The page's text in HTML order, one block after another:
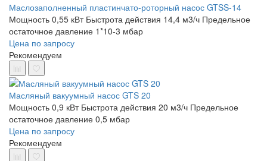
Маслозаполненный пластинчато-роторный насос GTSS-14
Мощность 0,55 кВт Быстрота действия 14,4 м3/ч Предельное
остаточное давление 1*10-3 мбар
Цена по запросу
Рекомендуем
Масляный вакуумный насос GTS 20
Мощность 0,9 кВт Быстрота действия 20 м3/ч Предельное
остаточное давление 0,5 мбар
Цена по запросу
Рекомендуем